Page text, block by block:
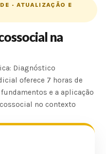
· ATUALIZAÇÃO E
na
Diagnóstico
oferece 7 horas de
e a aplicação
no contexto